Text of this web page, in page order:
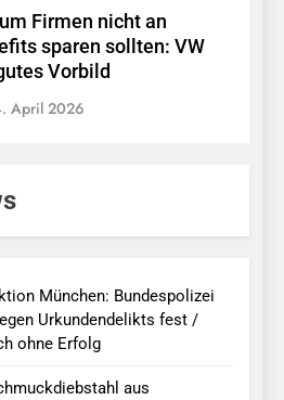
Firmen nicht an
sparen sollten: VW
Vorbild
April 2026
München: Bundespolizei
Urkundendelikts fest /
ohne Erfolg
aus